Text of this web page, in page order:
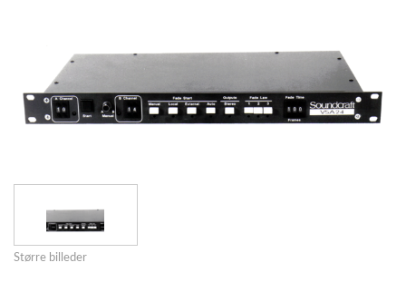
Vores historie
Større billeder